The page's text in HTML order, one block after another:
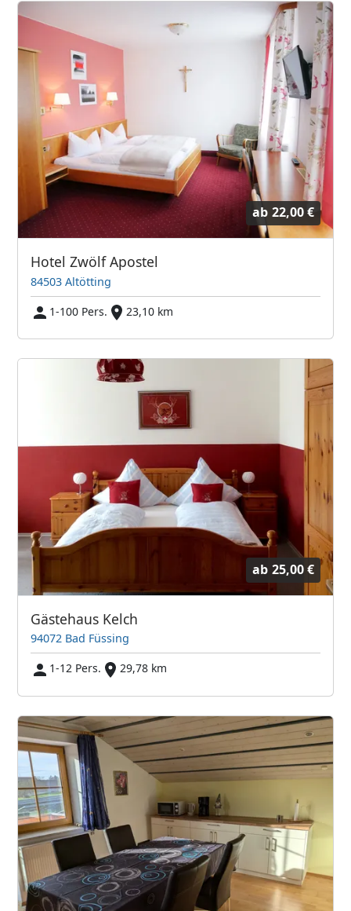
ab 22,00 €
Hotel Zwölf Apostel
84503 Altötting
1-100 Pers.
23,10 km
ab 25,00 €
Gästehaus Kelch
94072 Bad Füssing
1-12 Pers.
29,78 km